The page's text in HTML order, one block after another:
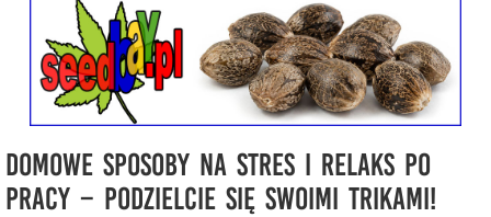
Domowe sposoby na stres i relaks po
pracy – podzielcie się swoimi trikami!